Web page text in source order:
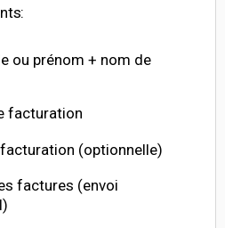
ou prénom + nom de
facturation
(optionnelle)
factures (envoi